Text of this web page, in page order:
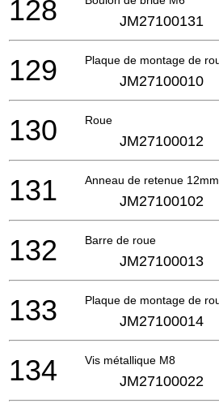
128 JM27100131
Plaque de montage de
129 JM27100010
Roue
130 JM27100012
Anneau de retenue 12mm
131 JM27100102
Barre de roue
132 JM27100013
Plaque de montage de
133 JM27100014
Vis métallique M8
134 JM27100022